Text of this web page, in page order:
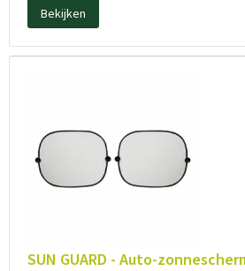
Bekijken
SUN GUARD - Auto-